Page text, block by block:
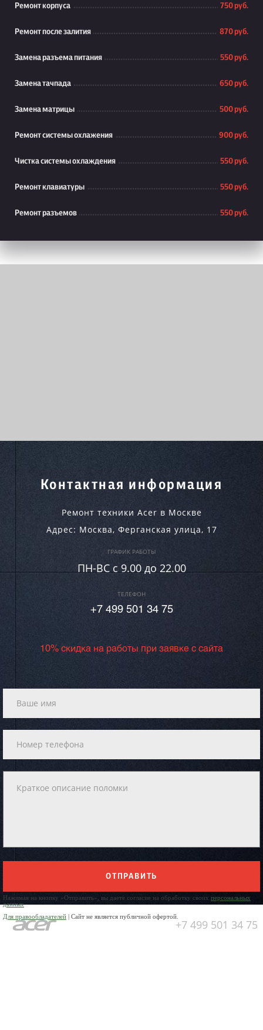
Ремонт корпуса 750 руб.
Ремонт после залития 870 руб.
Замена разъема питания 550 руб.
Замена тачпада 650 руб.
Замена матрицы 500 руб.
Ремонт системы охлажения 900 руб.
Чистка системы охлаждения 550 руб.
Ремонт клавиатуры 550 руб.
Ремонт разъемов 550 руб.
Контактная информация
Ремонт техники Acer в Москве
Адрес: Москва, Ферганская улица, 17
ГРАФИК РАБОТЫ
ПН-ВC c 9.00 до 22.00
ТЕЛЕФОН
+7 499 501 34 75
10% скидка на работы при заявке с сайта
ОТПРАВИТЬ
Нажимая на кнопку «Отправить», вы даете согласие на обработку своих персональных
данных
Для правообладателей | Сайт не является публичной офертой.
+7 499 501 34 75